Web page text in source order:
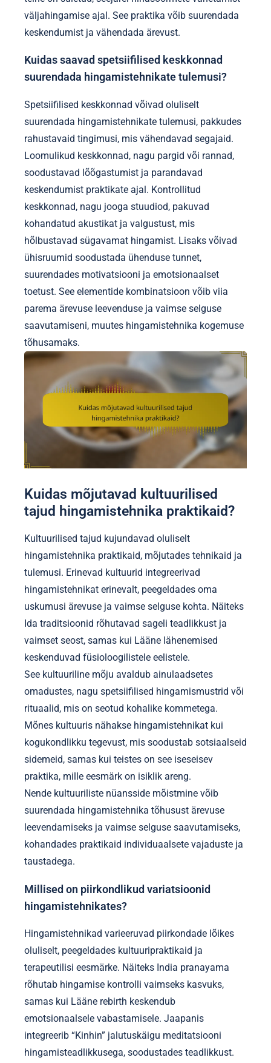
väljahingamise ajal. See praktika võib suurendada
keskendumist ja vähendada ärevust.
Kuidas saavad spetsiifilised keskkonnad
suurendada hingamistehnikate tulemusi?
Spetsiifilised keskkonnad võivad oluliselt
suurendada hingamistehnikate tulemusi, pakkudes
rahustavaid tingimusi, mis vähendavad segajaid.
Loomulikud keskkonnad, nagu pargid või rannad,
soodustavad lõõgastumist ja parandavad
keskendumist praktikate ajal. Kontrollitud
keskkonnad, nagu jooga stuudiod, pakuvad
kohandatud akustikat ja valgustust, mis
hõlbustavad sügavamat hingamist. Lisaks võivad
ühisruumid soodustada ühenduse tunnet,
suurendades motivatsiooni ja emotsionaalset
toetust. See elementide kombinatsioon võib viia
parema ärevuse leevenduse ja vaimse selguse
saavutamiseni, muutes hingamistehnika kogemuse
tõhusamaks.
Kuidas mõjutavad kultuurilised
tajud hingamistehnika praktikaid?
Kultuurilised tajud kujundavad oluliselt
hingamistehnika praktikaid, mõjutades tehnikaid ja
tulemusi. Erinevad kultuurid integreerivad
hingamistehnikat erinevalt, peegeldades oma
uskumusi ärevuse ja vaimse selguse kohta. Näiteks
Ida traditsioonid rõhutavad sageli teadlikkust ja
vaimset seost, samas kui Lääne lähenemised
keskenduvad füsioloogilistele eelistele.
See kultuuriline mõju avaldub ainulaadsetes
omadustes, nagu spetsiifilised hingamismustrid või
rituaalid, mis on seotud kohalike kommetega.
Mõnes kultuuris nähakse hingamistehnikat kui
kogukondlikku tegevust, mis soodustab sotsiaalseid
sidemeid, samas kui teistes on see iseseisev
praktika, mille eesmärk on isiklik areng.
Nende kultuuriliste nüansside mõistmine võib
suurendada hingamistehnika tõhusust ärevuse
leevendamiseks ja vaimse selguse saavutamiseks,
kohandades praktikaid individuaalsete vajaduste ja
taustadega.
Millised on piirkondlikud variatsioonid
hingamistehnikates?
Hingamistehnikad varieeruvad piirkondade lõikes
oluliselt, peegeldades kultuuripraktikaid ja
terapeutilisi eesmärke. Näiteks India pranayama
rõhutab hingamise kontrolli vaimseks kasvuks,
samas kui Lääne rebirth keskendub
emotsionaalsele vabastamisele. Jaapanis
integreerib “Kinhin” jalutuskäigu meditatsiooni
hingamisteadlikkusega, soodustades teadlikkust.